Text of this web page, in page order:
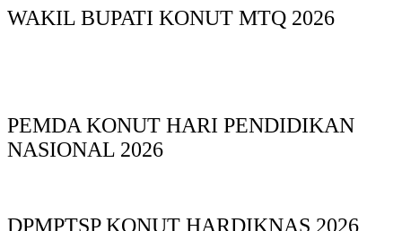
WAKIL BUPATI KONUT MTQ 2026
PEMDA KONUT HARI PENDIDIKAN
NASIONAL 2026
DPMPTSP KONUT HARDIKNAS 2026